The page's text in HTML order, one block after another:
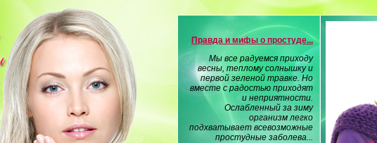
Правда и мифы о простуде...
Мы все радуемся приходу
весны, теплому солнышку и
первой зеленой травке. Но
вместе с радостью приходят
и неприятности.
Ослабленный за зиму
организм легко
подхватывает всевозможные
простудные заболева...